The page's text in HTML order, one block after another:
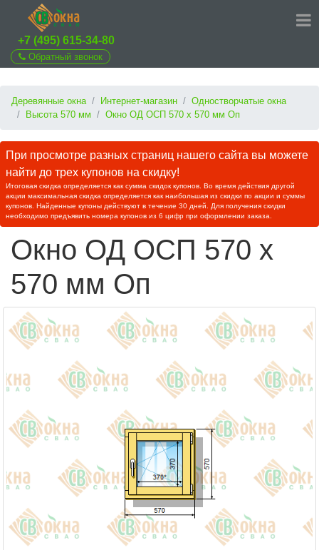
+7 (495) 615-34-80
Обратный звонок
Деревянные окна Интернет-магазин
Одностворчатые окна
Высота 570 мм
Окно ОД ОСП 570 х 570 мм Оп
При просмотре разных страниц нашего сайта вы можете
найти до трех купонов на скидку!
Итоговая скидка определяется как сумма скидок купонов. Во время действия другой
акции максимальная скидка определяется как наибольшая из скидки по акции и суммы
купонов. Найденные купоны действуют в течение 30 дней. Для получения скидки
необходимо предъявить номера купонов из 6 цифр при оформлении заказа.
Окно ОД ОСП 570 х
570 мм Оп